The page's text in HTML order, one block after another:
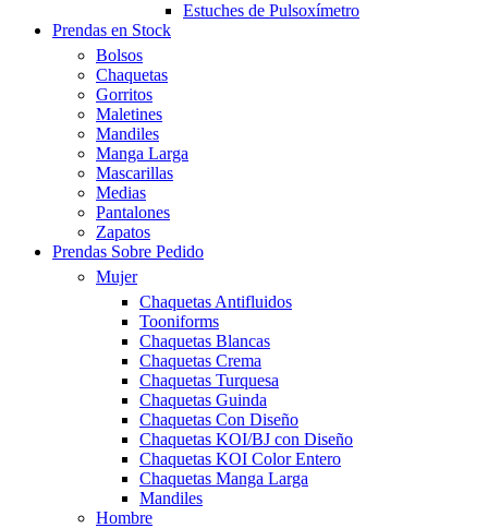
Estuches de Pulsoxímetro
Prendas en Stock
Bolsos
Chaquetas
Gorritos
Maletines
Mandiles
Manga Larga
Mascarillas
Medias
Pantalones
Zapatos
Prendas Sobre Pedido
Mujer
Chaquetas Antifluidos
Tooniforms
Chaquetas Blancas
Chaquetas Crema
Chaquetas Turquesa
Chaquetas Guinda
Chaquetas Con Diseño
Chaquetas KOI/BJ con Diseño
Chaquetas KOI Color Entero
Chaquetas Manga Larga
Mandiles
Hombre